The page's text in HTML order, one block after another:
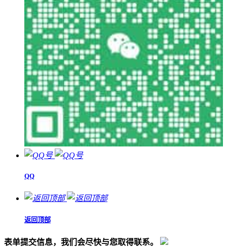
QQ
返回顶部
表单提交信息，我们会尽快与您取得联系。